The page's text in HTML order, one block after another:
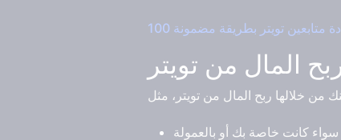
المال من تويتر